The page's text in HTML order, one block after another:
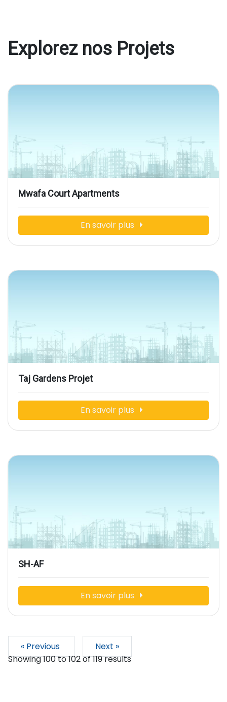
Explorez nos Projets
Mwafa Court Apartments
En savoir plus
Taj Gardens Projet
En savoir plus
SH-AF
En savoir plus
« Previous
Next »
Showing100to102of119results